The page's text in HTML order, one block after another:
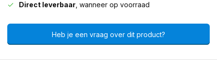
Direct leverbaar , wanneer op voorraad
Heb je een vraag over dit product?